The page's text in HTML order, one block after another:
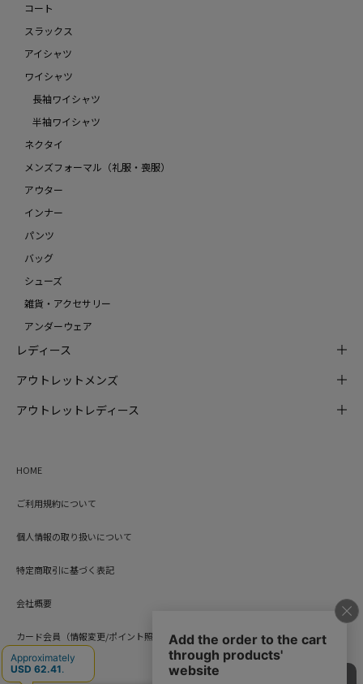
コート
スラックス
アイシャツ
ワイシャツ
長袖ワイシャツ
半袖ワイシャツ
ネクタイ
メンズフォーマル（礼服・喪服）
アウター
インナー
パンツ
バッグ
シューズ
雑貨・アクセサリー
アンダーウェア
レディース
アウトレットメンズ
アウトレットレディース
HOME
ご利用規約について
個人情報の取り扱いについて
特定商取引に基づく表記
会社概要
カード会員（情報変更/ポイント照会）
お問い合わせ